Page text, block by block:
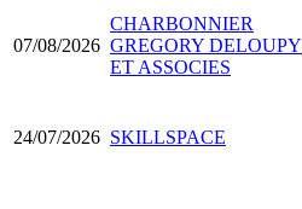
07/08/2026
CHARBONNIER
GREGORY DELOUPY
ET ASSOCIES
24/07/2026 SKILLSPACE